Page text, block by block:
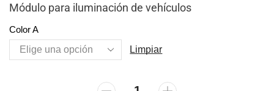
Módulo para iluminación de vehículos
Color A
Limpiar